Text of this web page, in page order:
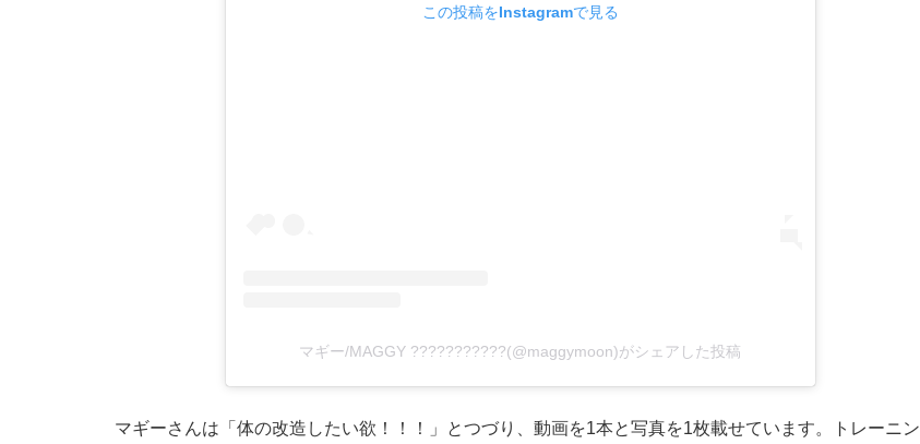
この投稿をInstagramで見る
マギー/MAGGY ???????????(@maggymoon)がシェアした投稿
マギーさんは「体の改造したい欲！！！」とつづり、動画を1本と写真を1枚載せています。トレーニン